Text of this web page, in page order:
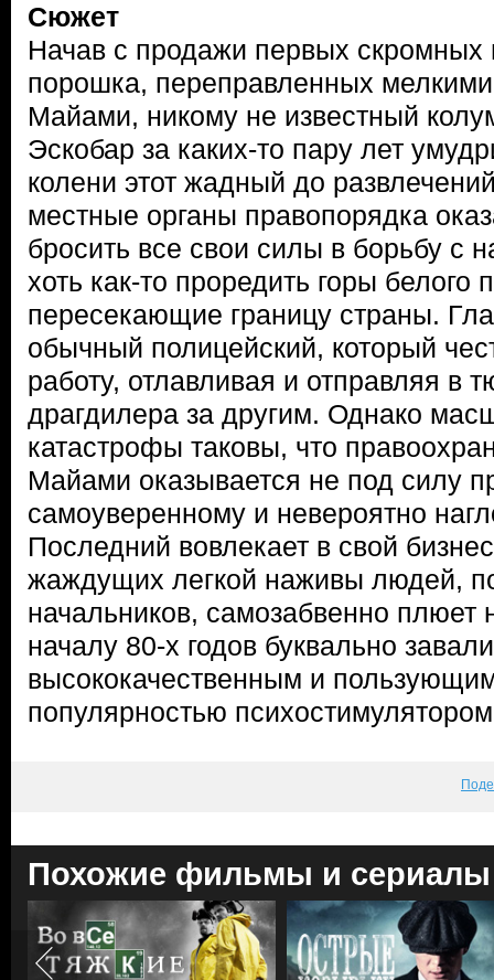
Сюжет
Начав с продажи первых скромных
порошка, переправленных
Майами, никому не известный
Эскобар за каких-то пару лет
колени этот жадный до
местные органы правопорядка
бросить все свои силы в борьбу с
хоть как-то проредить горы белого
пересекающие границу страны.
обычный полицейский, который
работу, отлавливая и отправляя в
драгдилера за другим. Однако
катастрофы таковы, что
Майами оказывается не под силу
самоуверенному и невероятно
Последний вовлекает в свой
жаждущих легкой наживы людей,
начальников, самозабвенно плюет
началу 80-х годов буквально
высококачественным и
популярностью
Похожие фильмы и сериалы